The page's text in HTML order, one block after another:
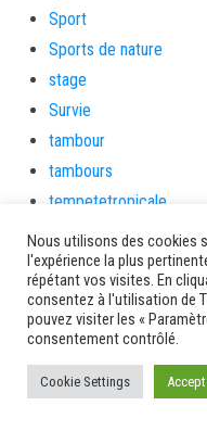
Sport
Sports de nature
stage
Survie
tambour
tambours
tempetetropicale
Terres de patrimoine
Terres gourmandes
théâtre
Tourisme
tradition
Nous utilisons des cookies
l'expérience la plus
répétant vos visites. En
consentez à l'utilisation de
pouvez visiter les «
consentement contrôlé.
Cookie Settings Accept